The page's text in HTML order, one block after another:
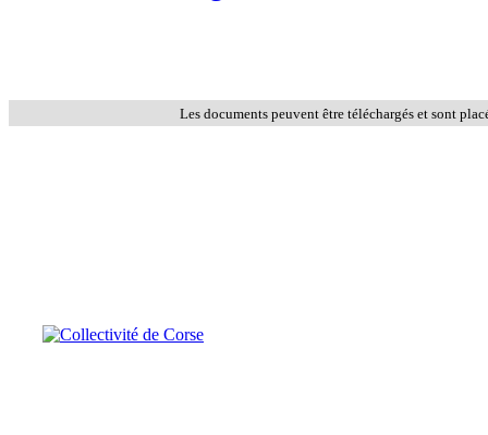
Les documents peuvent être téléchargés et sont